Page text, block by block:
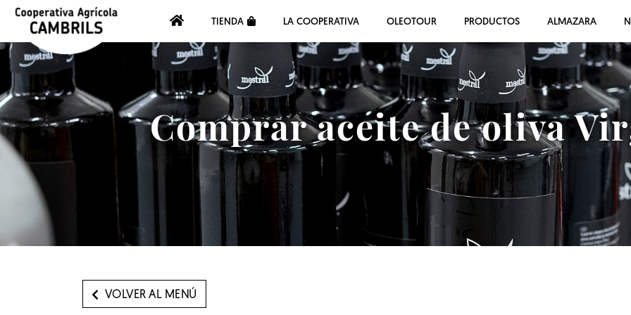
TIENDA LA COOPERATIVA OLEOTOUR PRODUCTOS ALMAZARA
Comprar aceite de oliva
VOLVER AL MENÚ